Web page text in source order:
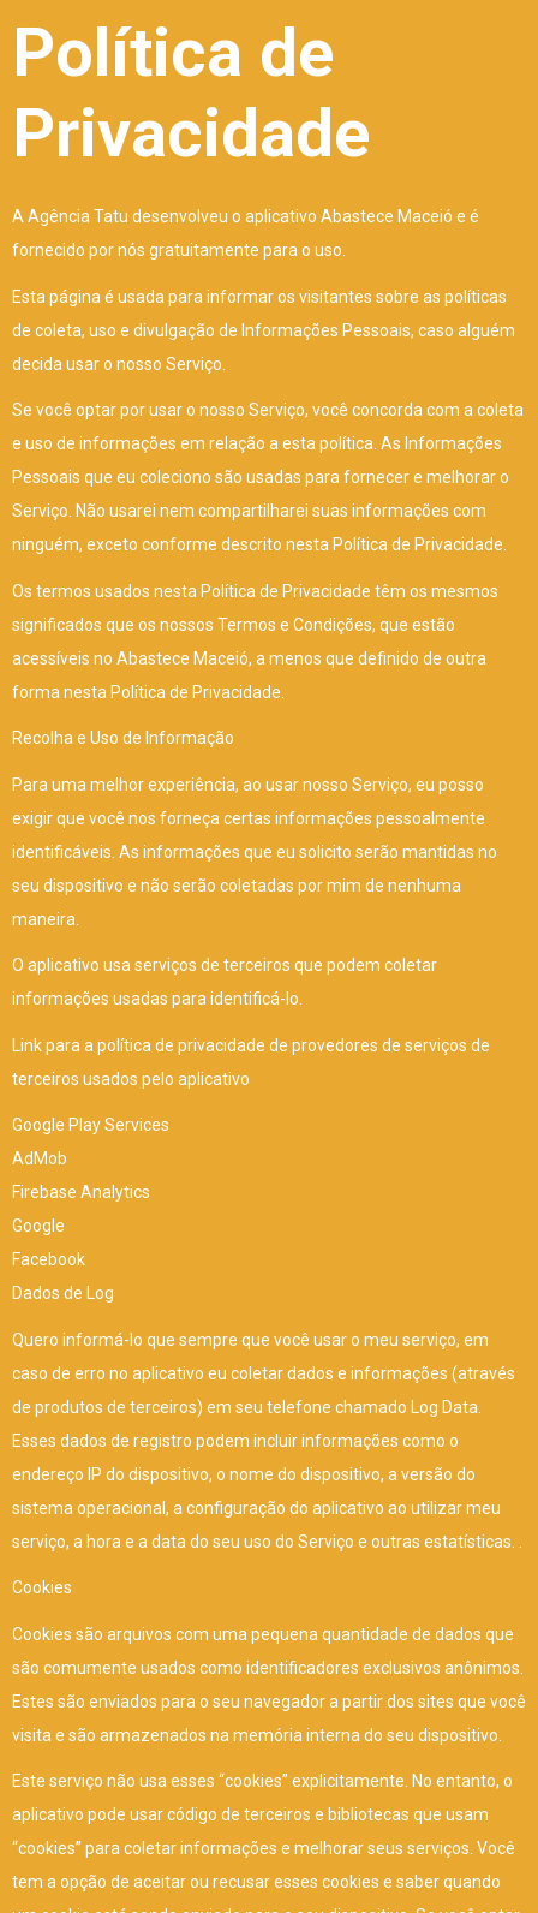
Política de
Privacidade
A Agência Tatu desenvolveu o aplicativo Abastece Maceió e é
fornecido por nós gratuitamente para o uso.
Esta página é usada para informar os visitantes sobre as políticas
de coleta, uso e divulgação de Informações Pessoais, caso alguém
decida usar o nosso Serviço.
Se você optar por usar o nosso Serviço, você concorda com a coleta
e uso de informações em relação a esta política. As Informações
Pessoais que eu coleciono são usadas para fornecer e melhorar o
Serviço. Não usarei nem compartilharei suas informações com
ninguém, exceto conforme descrito nesta Política de Privacidade.
Os termos usados nesta Política de Privacidade têm os mesmos
significados que os nossos Termos e Condições, que estão
acessíveis no Abastece Maceió, a menos que definido de outra
forma nesta Política de Privacidade.
Recolha e Uso de Informação
Para uma melhor experiência, ao usar nosso Serviço, eu posso
exigir que você nos forneça certas informações pessoalmente
identificáveis. As informações que eu solicito serão mantidas no
seu dispositivo e não serão coletadas por mim de nenhuma
maneira.
O aplicativo usa serviços de terceiros que podem coletar
informações usadas para identificá-lo.
Link para a política de privacidade de provedores de serviços de
terceiros usados pelo aplicativo
Google Play Services
AdMob
Firebase Analytics
Google
Facebook
Dados de Log
Quero informá-lo que sempre que você usar o meu serviço, em
caso de erro no aplicativo eu coletar dados e informações (através
de produtos de terceiros) em seu telefone chamado Log Data.
Esses dados de registro podem incluir informações como o
endereço IP do dispositivo, o nome do dispositivo, a versão do
sistema operacional, a configuração do aplicativo ao utilizar meu
serviço, a hora e a data do seu uso do Serviço e outras estatísticas. .
Cookies
Cookies são arquivos com uma pequena quantidade de dados que
são comumente usados como identificadores exclusivos anônimos.
Estes são enviados para o seu navegador a partir dos sites que você
visita e são armazenados na memória interna do seu dispositivo.
Este serviço não usa esses “cookies” explicitamente. No entanto, o
aplicativo pode usar código de terceiros e bibliotecas que usam
“cookies” para coletar informações e melhorar seus serviços. Você
tem a opção de aceitar ou recusar esses cookies e saber quando